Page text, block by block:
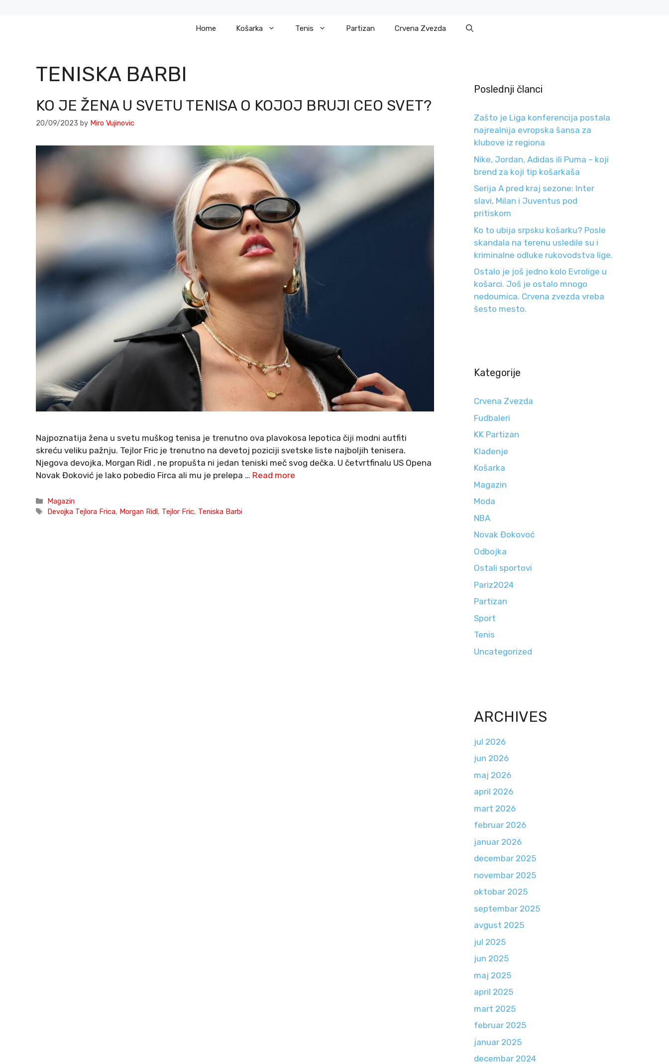
Home Košarka Tenis Partizan Crvena Zvezda
TENISKA BARBI
KO JE ŽENA U SVETU TENISA O KOJOJ BRUJI CEO SVET?
20/09/2023 by Miro Vujinovic
Najpoznatija žena u svetu muškog tenisa je trenutno ova plavokosa lepotica čiji modni autfiti
skreću veliku pažnju. Tejlor Fric je trenutno na devetoj poziciji svetske liste najboljih tenisera.
Njegova devojka, Morgan Ridl , ne propušta ni jedan teniski meč svog dečka. U četvrtfinalu US Opena
Novak Đoković je lako pobedio Firca ali mu je prelepa … Read more
Categories
Magazin
Tags
Devojka Tejlora Frica, Morgan Ridl, Tejlor Fric, Teniska Barbi
Poslednji članci
Zašto je Liga konferencija postala
najrealnija evropska šansa za
klubove iz regiona
Nike, Jordan, Adidas ili Puma – koji
brend za koji tip košarkaša
Serija A pred kraj sezone: Inter
slavi, Milan i Juventus pod
pritiskom
Ko to ubija srpsku košarku? Posle
skandala na terenu usledile su i
kriminalne odluke rukovodstva lige.
Ostalo je još jedno kolo Evrolige u
košarci. Još je ostalo mnogo
nedoumica. Crvena zvezda vreba
šesto mesto.
Kategorije
Crvena Zvezda
Fudbaleri
KK Partizan
Klađenje
Košarka
Magazin
Moda
NBA
Novak Đokovoć
Odbojka
Ostali sportovi
Pariz2024
Partizan
Sport
Tenis
Uncategorized
ARCHIVES
jul 2026
jun 2026
maj 2026
april 2026
mart 2026
februar 2026
januar 2026
decembar 2025
novembar 2025
oktobar 2025
septembar 2025
avgust 2025
jul 2025
jun 2025
maj 2025
april 2025
mart 2025
februar 2025
januar 2025
decembar 2024